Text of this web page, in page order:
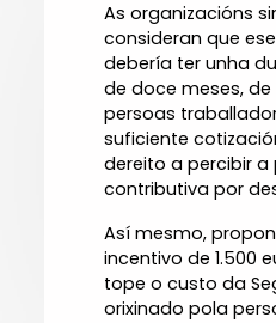
As organizacións
consideran que
debería ter unha
de doce meses,
persoas
suficiente
dereito a percibir a
contributiva por
Así mesmo,
incentivo de 1.500
tope o custo da
orixinado pola